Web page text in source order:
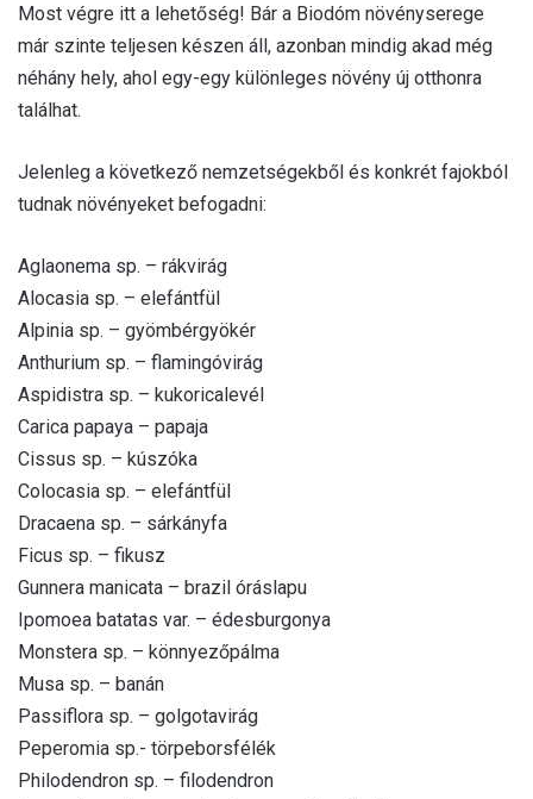
Most végre itt a lehetőség! Bár a Biodóm növényserege
már szinte teljesen készen áll, azonban mindig akad még
néhány hely, ahol egy-egy különleges növény új otthonra
találhat.
Jelenleg a következő nemzetségekből és konkrét fajokból
tudnak növényeket befogadni:
Aglaonema sp. – rákvirág
Alocasia sp. – elefántfül
Alpinia sp. – gyömbérgyökér
Anthurium sp. – flamingóvirág
Aspidistra sp. – kukoricalevél
Carica papaya – papaja
Cissus sp. – kúszóka
Colocasia sp. – elefántfül
Dracaena sp. – sárkányfa
Ficus sp. – fikusz
Gunnera manicata – brazil óráslapu
Ipomoea batatas var. – édesburgonya
Monstera sp. – könnyezőpálma
Musa sp. – banán
Passiflora sp. – golgotavirág
Peperomia sp.- törpeborsfélék
Philodendron sp. – filodendron